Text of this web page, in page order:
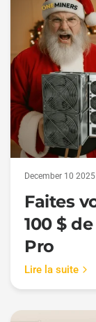
December 10 2025
Faites
100 $
Pro
Lire la suite